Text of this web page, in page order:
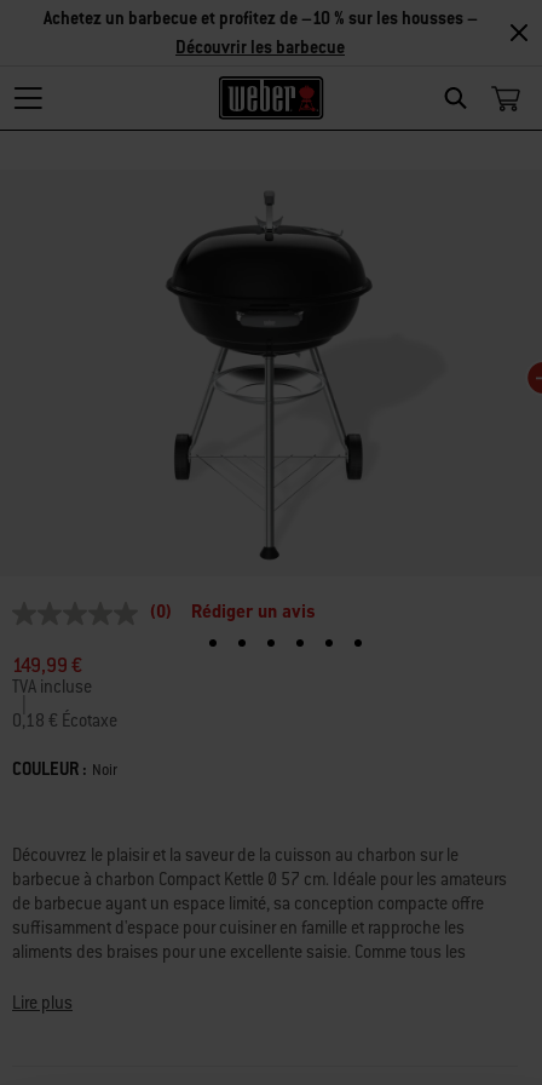
Search
Achetez un barbecue et profitez de –10 % sur les housses –
Découvrir les barbecue
de
notation
Lien
sur
même
page.
(0) Rédiger un avis
149,99 €
TVA incluse
0,18 € Écotaxe
Color
COULEUR : Noir
Découvrez le plaisir et la saveur de la cuisson au charbon sur le
barbecue à charbon Compact Kettle Ø 57 cm. Idéale pour les amateurs
de barbecue ayant un espace limité, sa conception compacte offre
suffisamment d'espace pour cuisiner en famille et rapproche les
aliments des braises pour une excellente saisie. Comme tous les
un couvercle à revêtement émaillé qui conservent la chaleur et résistent
Lire plus